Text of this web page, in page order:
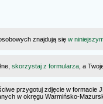
znajdują się w
skorzystaj z formularza , a
przygotuj zdjęcie w formacie
w okręgu Warmińsko-